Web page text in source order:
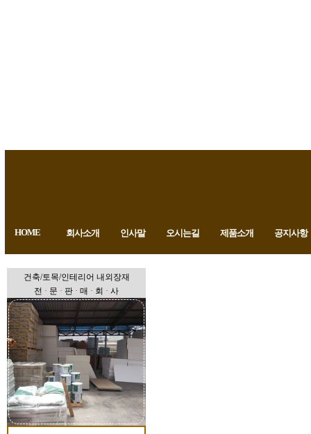
HOME 회사소개 인사말 오시는길 제품소개 공지사항
건축/토목/인테리어 내외장재
전 · 문 · 판 · 매 · 회 · 사